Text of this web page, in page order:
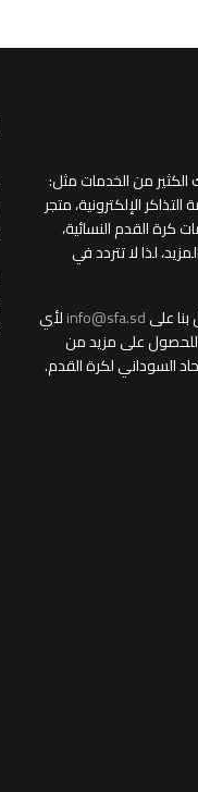
من الخدمات مثل:
الإلكترونية، متجر
كرة القدم النسائية،
لذا لا تتردد في
علىinfo@sfa.sdلأي
للحصول على مزيد من
السوداني لكرة القدم.